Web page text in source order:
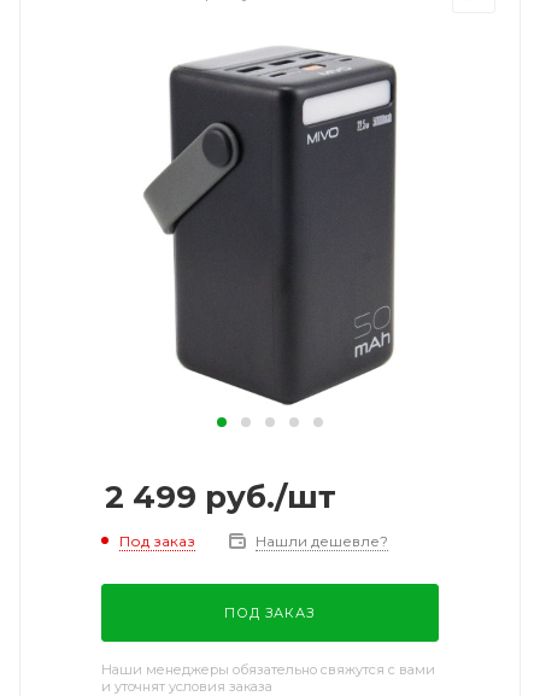
2 499 руб./шт
Под заказ Нашли дешевле?
ПОД ЗАКАЗ
Наши менеджеры обязательно свяжутся с вами
и уточнят условия заказа